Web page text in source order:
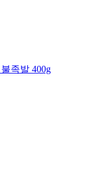
족발 400g